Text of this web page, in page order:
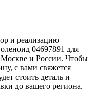
и реализацию
04697891 для
и России. Чтобы
с вами свяжется
стоить деталь и
до вашего региона.